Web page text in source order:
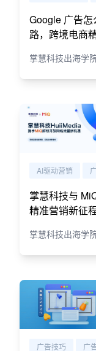
Google 广告
路，跨境电商
掌慧科技出海学
AI驱动营销
掌慧科技与
精准营销新征
掌慧科技出海学
广告技巧 广